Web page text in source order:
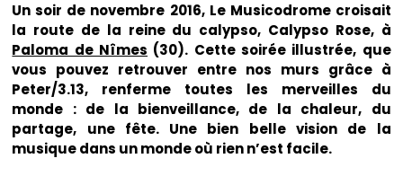
Un soir de novembre 2016, Le Musicodrome croisait
la route de la reine du calypso, Calypso Rose, à
Paloma de Nîmes (30). Cette soirée illustrée, que
vous pouvez retrouver entre nos murs grâce à
Peter/3.13, renferme toutes les merveilles du
monde : de la bienveillance, de la chaleur, du
partage, une fête. Une bien belle vision de la
musique dans un monde où rien n’est facile.